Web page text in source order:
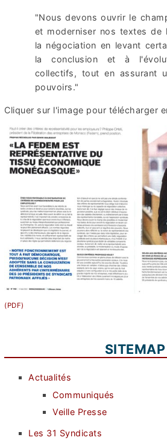
"Nous devons ouvrir le
et moderniser nos textes de
la négociation en levant
la conclusion et à
collectifs, tout en assurant
pouvoirs."
Cliquer sur l'image pour télécharger
SITEMAP
Actualités
Communiqués
Veille Presse
Les 31 Syndicats